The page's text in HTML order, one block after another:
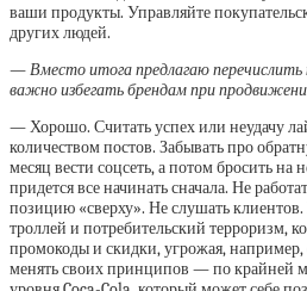
ваши продукты. Управляйте
других людей.
— Вместо итога предлагаю
важно избегать брендам при
— Хорошо. Считать успех или неудачу
количеством постов. Забывать про
месяц вести соцсеть, а потом бросить на
придется все начинать сначала. Не
позицию «сверху». Не слушать
троллей и потребительский терроризм,
промокоды и скидки, угрожая,
менять своих принципов — по крайней